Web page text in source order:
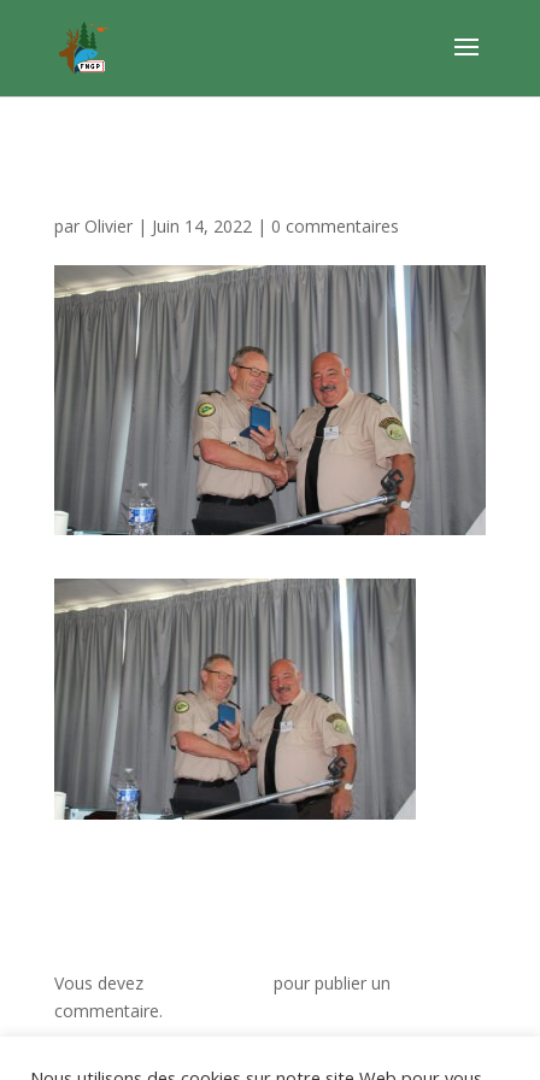
par Olivier| Juin 14, 2022| 0 commentaires
Vous devez
pour publier un
commentaire.